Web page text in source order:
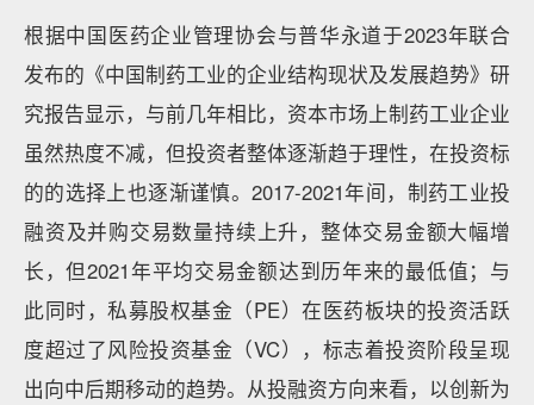
根据中国医药企业管理协会与普华永道于2023年联合
发布的《中国制药工业的企业结构现状及发展趋势》研
究报告显示，与前几年相比，资本市场上制药工业企业
虽然热度不减，但投资者整体逐渐趋于理性，在投资标
的的选择上也逐渐谨慎。2017-2021年间，制药工业投
融资及并购交易数量持续上升，整体交易金额大幅增
长，但2021年平均交易金额达到历年来的最低值；与
此同时，私募股权基金（PE）在医药板块的投资活跃
度超过了风险投资基金（VC），标志着投资阶段呈现
出向中后期移动的趋势。从投融资方向来看，以创新为